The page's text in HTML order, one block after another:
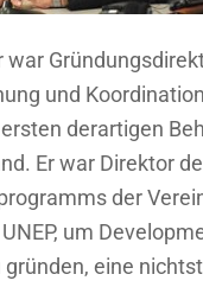
war
und
derartigen
Er war Direktor
der
um
eine